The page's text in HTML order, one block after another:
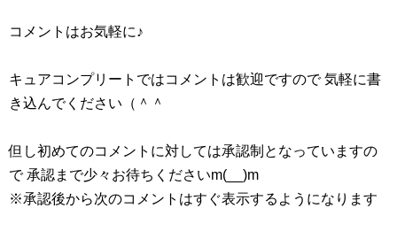
コメントはお気軽に♪
キュアコンプリートではコメントは歓迎ですので 気軽に書
き込んでください（＾＾
但し初めてのコメントに対しては承認制となっていますの
で 承認まで少々お待ちくださいm(__)m
※承認後から次のコメントはすぐ表示するようになります